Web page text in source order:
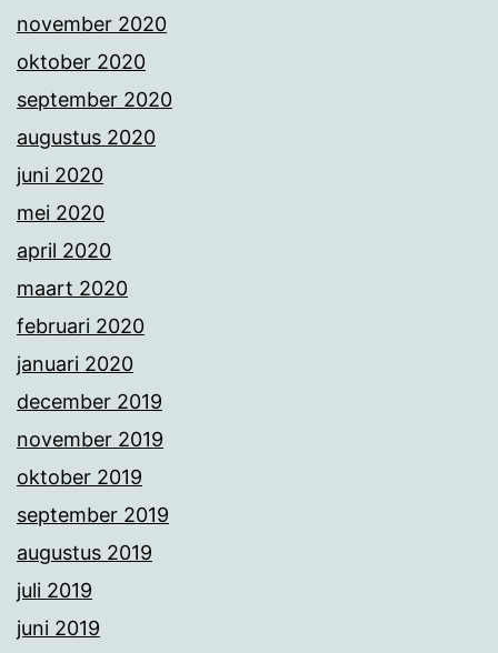
november 2020
oktober 2020
september 2020
augustus 2020
juni 2020
mei 2020
april 2020
maart 2020
februari 2020
januari 2020
december 2019
november 2019
oktober 2019
september 2019
augustus 2019
juli 2019
juni 2019